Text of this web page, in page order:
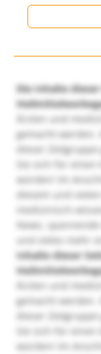
Die Inhalte
Ärzten und
gemacht werden.
dieser
Sie sich für
würden! Im
diesem und
medizinisch-
News,
und vieles mehr
Inhalte dieser
Ärzten und
gemacht werden.
dieser
Sie sich für
würden! Im